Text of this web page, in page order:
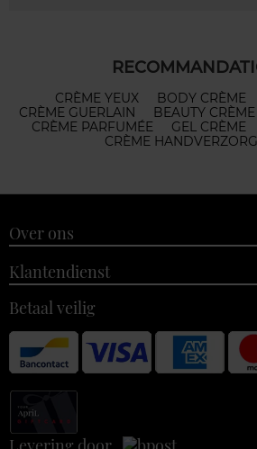
CRÈME YEUX BODY CRÈME
CRÈME GUERLAIN
BEAUTY CRÈME
CRÈME PARFUMÉE
GEL CRÈME
CRÈME
Over ons
Klantendienst
Betaal veilig